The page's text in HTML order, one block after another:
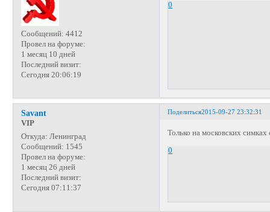
Сообщений: 4412
Провел на форуме:
1 месяц 10 дней
Последний визит:
Сегодня 20:06:19
0
Поделиться2015-09-27 23:32:31
Savant
VIP
Откуда: Ленинград
Сообщений: 1545
Провел на форуме:
1 месяц 26 дней
Последний визит:
Сегодня 07:11:37
Только на московских
0